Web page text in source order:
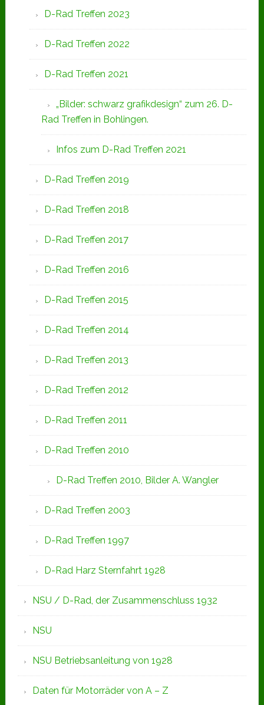
D-Rad Treffen 2023
D-Rad Treffen 2022
D-Rad Treffen 2021
„Bilder: schwarz grafikdesign“ zum 26. D-
Rad Treffen in Bohlingen.
Infos zum D-Rad Treffen 2021
D-Rad Treffen 2019
D-Rad Treffen 2018
D-Rad Treffen 2017
D-Rad Treffen 2016
D-Rad Treffen 2015
D-Rad Treffen 2014
D-Rad Treffen 2013
D-Rad Treffen 2012
D-Rad Treffen 2011
D-Rad Treffen 2010
D-Rad Treffen 2010, Bilder A. Wangler
D-Rad Treffen 2003
D-Rad Treffen 1997
D-Rad Harz Sternfahrt 1928
NSU / D-Rad, der Zusammenschluss 1932
NSU
NSU Betriebsanleitung von 1928
Daten für Motorräder von A – Z